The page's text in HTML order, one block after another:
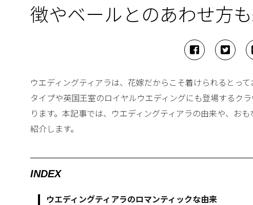
徴やベールとのあわせ方
ウエディングティアラは、花嫁だからこそ着けられるとっ
タイプや英国王室のロイヤルウエディングにも登場するク
ります。本記事では、ウエディングティアラの由来や、お
紹介します。
INDEX
ウエディングティアラのロマンティックな由来